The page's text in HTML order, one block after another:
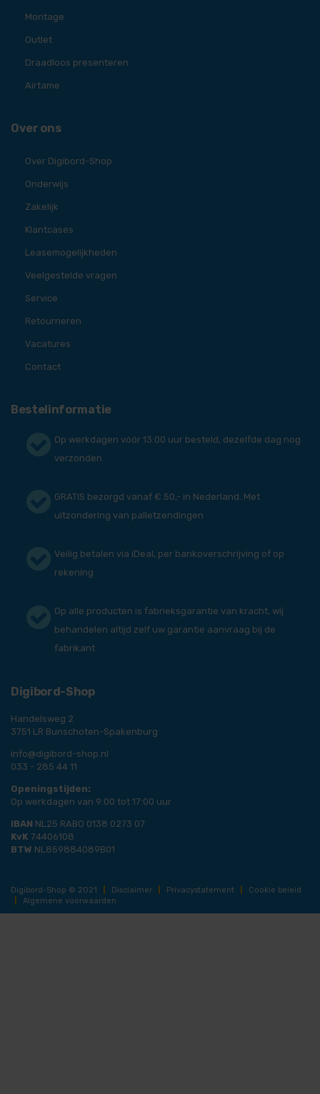
Montage
Outlet
Draadloos presenteren
Airtame
Over ons
Over Digibord-Shop
Onderwijs
Zakelijk
Klantcases
Leasemogelijkheden
Veelgestelde vragen
Service
Retourneren
Vacatures
Contact
Bestelinformatie
Op werkdagen vóór 13:00 uur besteld, dezelfde dag nog
verzonden
GRATIS bezorgd vanaf € 50,- in Nederland. Met
uitzondering van palletzendingen
Veilig betalen via iDeal, per bankoverschrijving of op
rekening
Op alle producten is fabrieksgarantie van kracht, wij
behandelen altijd zelf uw garantie aanvraag bij de
fabrikant
Digibord-Shop
Handelsweg 2
3751 LR Bunschoten-Spakenburg
info@digibord-shop.nl
033 - 285 44 11
Openingstijden:
Op werkdagen van 9:00 tot 17:00 uur
IBAN NL25 RABO 0138 0273 07
KvK 74406108
BTW NL859884089B01
Digibord-Shop © 2021 Disclaimer Privacystatement
Cookie beleid
Algemene voorwaarden